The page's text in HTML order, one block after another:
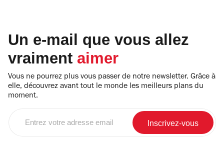
Un e-mail que vous allez
vraiment aimer
Vous ne pourrez plus vous passer de notre newsletter. Grâce à
elle, découvrez avant tout le monde les meilleurs plans du
moment.